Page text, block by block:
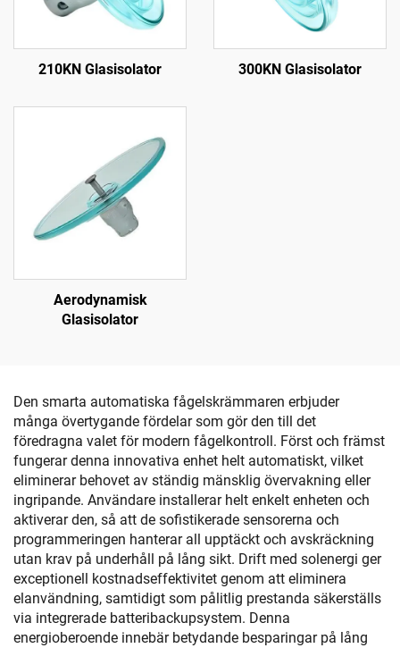
210KN Glasisolator 300KN Glasisolator
Aerodynamisk
Glasisolator
Den smarta automatiska fågelskrämmaren erbjuder
många övertygande fördelar som gör den till det
föredragna valet för modern fågelkontroll. Först och främst
fungerar denna innovativa enhet helt automatiskt, vilket
eliminerar behovet av ständig mänsklig övervakning eller
ingripande. Användare installerar helt enkelt enheten och
aktiverar den, så att de sofistikerade sensorerna och
programmeringen hanterar all upptäckt och avskräckning
utan krav på underhåll på lång sikt. Drift med solenergi ger
exceptionell kostnadseffektivitet genom att eliminera
elanvändning, samtidigt som pålitlig prestanda säkerställs
via integrerade batteribackupsystem. Denna
energioberoende innebär betydande besparingar på lång